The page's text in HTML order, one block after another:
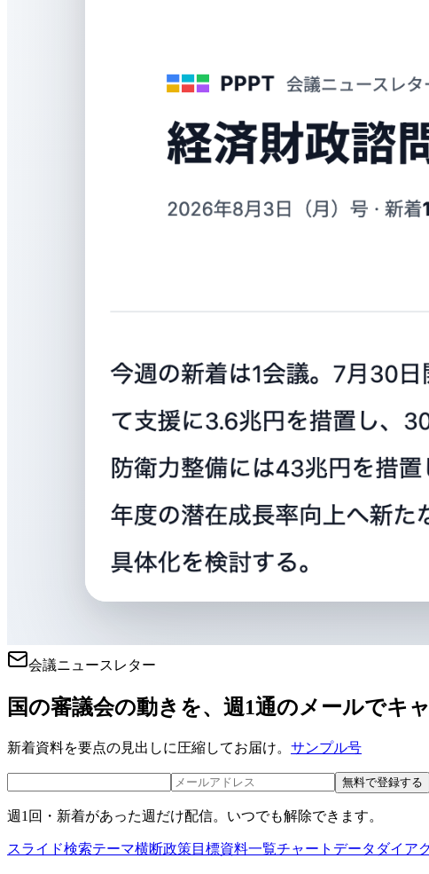
会議ニュースレター
国の審議会の動きを、週1通のメールでキ
新着資料を要点の見出しに圧縮してお届け。 サンプル号
無料で登録する
週1回・新着があった週だけ配信。いつでも解除できます。
スライド検索テーマ横断政策目標資料一覧チャートデータ ダイア